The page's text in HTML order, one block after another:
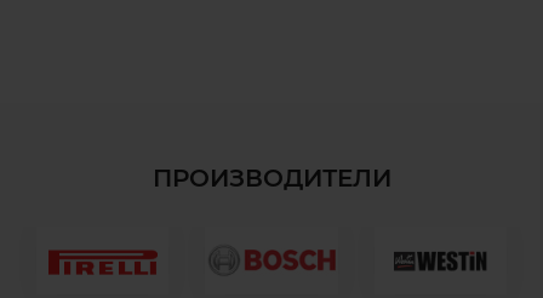
ПРОИЗВОДИТЕЛИ